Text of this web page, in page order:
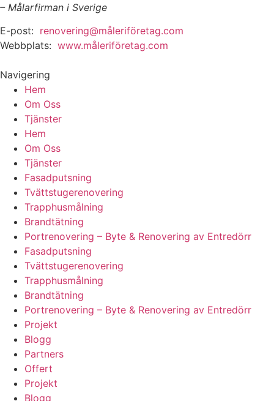
– Målarfirman i Sverige
E-post: renovering@måleriföretag.com
Webbplats: www.måleriföretag.com
Navigering
Hem
Om Oss
Tjänster
Hem
Om Oss
Tjänster
Fasadputsning
Tvättstugerenovering
Trapphusmålning
Brandtätning
Portrenovering – Byte & Renovering av Entredörr
Fasadputsning
Tvättstugerenovering
Trapphusmålning
Brandtätning
Portrenovering – Byte & Renovering av Entredörr
Projekt
Blogg
Partners
Offert
Projekt
Blogg